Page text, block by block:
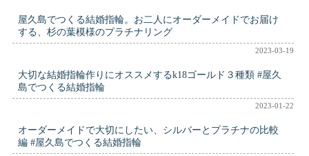
屋久島でつくる結婚指輪。お二人にオーダーメイドでお届け
する、杉の葉模様のプラチナリング
2023-03-19
大切な結婚指輪作りにオススメするk18ゴールド３種類 #屋久
島でつくる結婚指輪
2023-01-22
オーダーメイドで大切にしたい、シルバーとプラチナの比較
編 #屋久島でつくる結婚指輪